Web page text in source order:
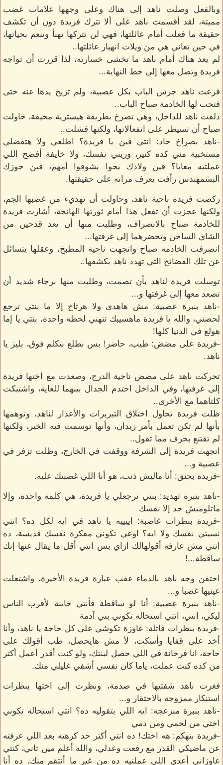
وبالفعل وصلت ناهد إلى هناك وعلى وجهها علامات غضب
مميتة، لقد أقسمت ناهد على ألا تترك فريدة دون أن تكشف
حقيقة ما فعلت أمام عائلتها، فهي لن تتركها تهنأ وتنعم بحياتها،
في حين تعاني هي من ويلات انهيار عائلتها..
لم يعد هناك أمام ناهد ما تخشى خسارته، لذا قررت أن تواجه
فريدة وتصل معها إلى خط النهاية...
قرعت ناهد جرس الباب بكل عصبية، ولم تزيح يدها عنه حتى
فتحت لها الخادمة صباح الباب..
دلفت ناهد للداخل، وهي تصرخ بطريقة هيسترية مخيفة، حاولت
صباح أن تسيطر على انفعالاتها، ولكنها فشلت..
-ناهد بصراخ حاد: انتي فين يا فريدة؟ اطلعي ولا هتفضلي
مستخبية مني كده كتير، وريني نفسك، ولا خايفة أفضح اللي
عملتيه معايا؟ فين ولادك يجوا يشوفوا أمهم، فين جوزك
البشمهندس رأفت يعرف مراته على حقيقتها.
ركضت فريدة ناحية ناهد، وحاولت أن تهديء من غضبها الجم،
ولكنها عجزت أن تفعل هذا أمام ثورتها الهائجة، أشارت فريدة
للخادمة صباح بالانصراف، وطلبت منها أن تعد قدحين من
الشاي الساخن وتحضرهما إلى غرفتها...
انصرفت الخادمة صباح واتجهت ناحية المطبخ، وعقلها يتسائل
عن تلك الفضائح التي تهدد ناهد بكشفها..
توسلت فريدة لناهد بأن تصمت، وطلبت منها برجاء شديد أن
تصعد معها إلى غرفتها و...
-ناهد بنبرة عصبية: مش هاهدى ولا هرتاح إلا ما بنتي ترجع
لحضني، والله يا فريدة ماهسيبك تتهني لحظة واحدة، بنتي يا إما
هولع في الدنيا كلها!
-فريدة على مضض: طيب، حاضر! بس نطلع نتكلم فوق، بليز يا
ناهد.
تحركت ناهد على مضض ناحية الدرج، وصعدت مع اختها فريدة
إلى غرفتها، وفي الداخل احتدم الجدال بينهما للغاية، واشتبكت
كلتاهما مع الأخرى..
ظلت فريدة تحاول اختلاق التبريرات والأعذار لناهد، وتوهمها
بأنها لم تكن تعمل بأمر زيدان، وأنها توسمت فيه الخير، ولكنها
لم تقتنع بحرف مما تقول..
اتجهت فريدة إلى الشرفة ووقفت في الخارج، وظلت تزفر في
عصبية و...
-فريدة بحنق: أنا ماليش ذنب، هو أنا اللي غصبتك عليه.
-ناهد بنبرة تهديد: بنتي ترجعلي يا فريدة، هي كلمة واحدة، وإلا
ماتلوميش حد إلا نفسك
-فريدة بنظرات غاضبة: اييييه يا ناهد في ايه لكل ده؟ انتي
نسيتي نفسك ولا ايه؟ اوعي تكوني مفكرة نفسك قديسة، ده
انتي مش عارفة أقولهالك ازاي بس انتي أقل ما يقال عنها إنك
ساقطة...!
احتقن وجه ناهد بالدماء عقب عبارة فريدة الأخيرة، واشتعلت
عينيها غضبا و...
-ناهد بنبرة عصبية: أنا لو ساقطة فأنتي خاينة لأقرب الناس
ليكي، انتي، انتي استحالة تكوني بني آدمة
-فريدة بنظرات قاتلة: عاوزة تكوشي على كل حاجة يا ناهد، وأنا
أخد على قفايا وأسكت، لأ مش هايحصل، طب أقولك على
حاجة، انا فرحانة في اللي حصل لبنتك، ولو كنت أقدر أعمل أكتر
من كده كنت عملت، ياما كان نفسي أشفي غليلي منك.
فغرت ناهد شفتيها في صدمة، ونظرت إلى اختها بنظرات
استنكار ممزوجة بالاحتقار و...
-ناهد بنبرة منزعجة: ايه اللي بتقوليه ده؟ انتي استحالة تكوني
اختي من لحمي ومن دمي
-فريدة بتهكم: هه اختك! ده انتي أكتر حد كرهته بعد اللي عرفته
عن ماضيكي القذر مع رفعت وعدلي، والله أعلم مين تاني، كنتي
عاوزاني أعدي اللي عملتيه ده من غير ما أنتقم منك، ده أنا